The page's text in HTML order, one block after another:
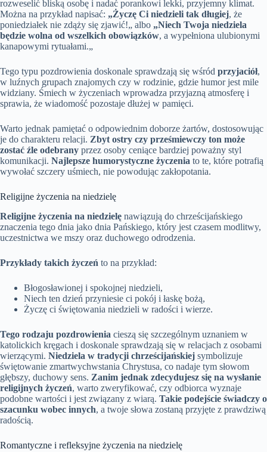
rozweselić bliską osobę i nadać porankowi lekki, przyjemny klimat.
Można na przykład napisać: „Życzę Ci niedzieli tak długiej, że
poniedziałek nie zdąży się zjawić!„ albo „Niech Twoja niedziela
będzie wolna od wszelkich obowiązków, a wypełniona ulubionymi
kanapowymi rytuałami.„
Tego typu pozdrowienia doskonale sprawdzają się wśród przyjaciół,
w luźnych grupach znajomych czy w rodzinie, gdzie humor jest mile
widziany. Śmiech w życzeniach wprowadza przyjazną atmosferę i
sprawia, że wiadomość pozostaje dłużej w pamięci.
Warto jednak pamiętać o odpowiednim doborze żartów, dostosowując
je do charakteru relacji. Zbyt ostry czy prześmiewczy ton może
zostać źle odebrany przez osoby ceniące bardziej poważny styl
komunikacji. Najlepsze humorystyczne życzenia to te, które potrafią
wywołać szczery uśmiech, nie powodując zakłopotania.
Religijne życzenia na niedzielę
Religijne życzenia na niedzielę nawiązują do chrześcijańskiego
znaczenia tego dnia jako dnia Pańskiego, który jest czasem modlitwy,
uczestnictwa we mszy oraz duchowego odrodzenia.
Przykłady takich życzeń to na przykład:
Błogosławionej i spokojnej niedzieli,
Niech ten dzień przyniesie ci pokój i łaskę bożą,
Życzę ci świętowania niedzieli w radości i wierze.
Tego rodzaju pozdrowienia cieszą się szczególnym uznaniem w
katolickich kręgach i doskonale sprawdzają się w relacjach z osobami
wierzącymi. Niedziela w tradycji chrześcijańskiej symbolizuje
świętowanie zmartwychwstania Chrystusa, co nadaje tym słowom
głębszy, duchowy sens. Zanim jednak zdecydujesz się na wysłanie
religijnych życzeń, warto zweryfikować, czy odbiorca wyznaje
podobne wartości i jest związany z wiarą. Takie podejście świadczy o
szacunku wobec innych, a twoje słowa zostaną przyjęte z prawdziwą
radością.
Romantyczne i refleksyjne życzenia na niedzielę